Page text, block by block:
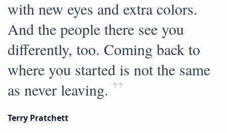
with new eyes and extra colors.
And the people there see you
differently, too. Coming back to
where you started is not the same
as never leaving. ”
Terry Pratchett